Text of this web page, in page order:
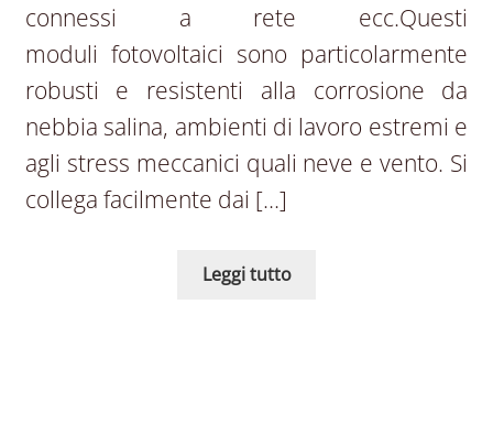
connessi a rete ecc.Questi
moduli fotovoltaici sono particolarmente
robusti e resistenti alla corrosione da
nebbia salina, ambienti di lavoro estremi e
agli stress meccanici quali neve e vento. Si
collega facilmente dai […]
Leggi tutto